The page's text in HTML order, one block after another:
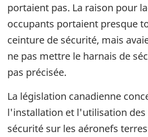
portaient pas. La raison pour
occupants portaient presque
ceinture de sécurité, mais
ne pas mettre le harnais de
pas précisée.
La législation canadienne
l'installation et l'utilisation des
sécurité sur les aéronefs